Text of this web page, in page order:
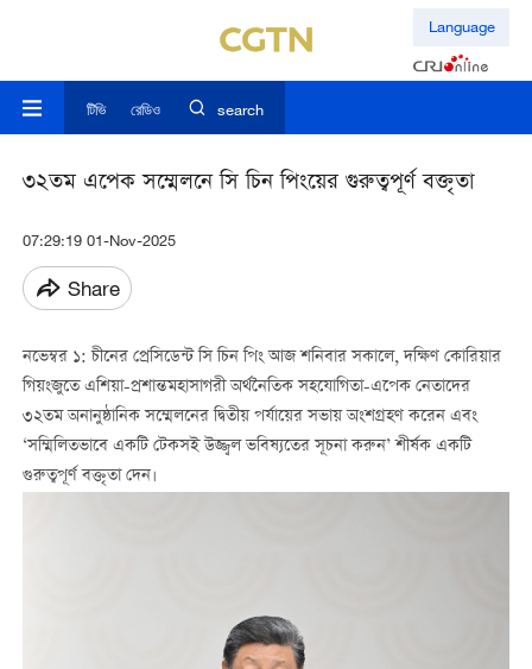
Language
টিভি রেডিও search
৩২তম এপেক সম্মেলনে সি চিন পিংয়ের গুরুত্বপূর্ণ বক্তৃতা
07:29:19 01-Nov-2025
Share
নভেম্বর ১: চীনের প্রেসিডেন্ট সি চিন পিং আজ শনিবার সকালে, দক্ষিণ কোরিয়ার
গিয়ংজুতে এশিয়া-প্রশান্তমহাসাগরী অর্থনৈতিক সহযোগিতা-এপেক নেতাদের
৩২তম অনানুষ্ঠানিক সম্মেলনের দ্বিতীয় পর্যায়ের সভায় অংশগ্রহণ করেন এবং
‘সম্মিলিতভাবে একটি টেকসই উজ্জ্বল ভবিষ্যতের সূচনা করুন’ শীর্ষক একটি
গুরুত্বপূর্ণ বক্তৃতা দেন।